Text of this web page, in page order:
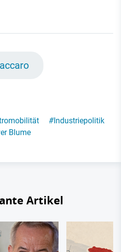
#Industriepolitik
Blume
Artikel